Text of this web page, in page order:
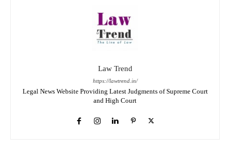
Law Trend
https://lawtrend.in/
Legal News Website Providing Latest Judgments of Supreme Court
and High Court